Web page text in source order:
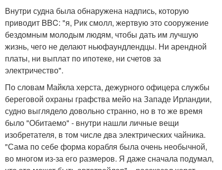
Внутри судна была обнаружена надпись, которую
приводит BBC: "я, Рик смолл, жертвую это сооружение
бездомным молодым людям, чтобы дать им лучшую
жизнь, чего не делают ньюфаундлендцы. Ни арендной
платы, ни выплат по ипотеке, ни счетов за
электричество".
По словам Майкла херста, дежурного офицера службы
береговой охраны графства мейо на Западе Ирландии,
судно выглядело довольно странно, но в то же время
было "Обитаемо" - внутри нашли личные вещи
изобретателя, в том числе два электрических чайника.
"Сама по себе форма корабля была очень необычной,
во многом из-за его размеров. Я даже сначала подумал,